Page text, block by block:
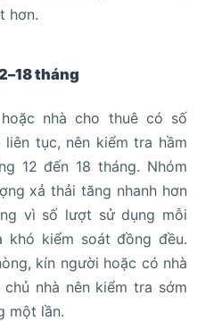
hơn.
tháng
nhà cho thuê có số
tục, nên kiểm tra hầm
12 đến 18 tháng. Nhóm
xả thải tăng nhanh hơn
vì số lượt sử dụng mỗi
khó kiểm soát đồng đều.
kín người hoặc có nhà
nhà nên kiểm tra sớm
một lần.